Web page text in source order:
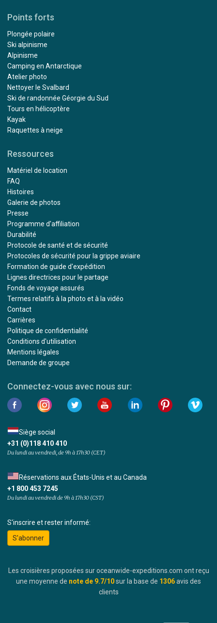
Points forts
Plongée polaire
Ski alpinisme
Alpinisme
Camping en Antarctique
Atelier photo
Nettoyer le Svalbard
Ski de randonnée Géorgie du Sud
Tours en hélicoptère
Kayak
Raquettes à neige
Ressources
Matériel de location
FAQ
Histoires
Galerie de photos
Presse
Programme d'affiliation
Durabilité
Protocole de santé et de sécurité
Protocoles de sécurité pour la grippe aviaire
Formation de guide d'expédition
Lignes directrices pour le partage
Fonds de voyage assurés
Termes relatifs à la photo et à la vidéo
Contact
Carrières
Politique de confidentialité
Conditions d'utilisation
Mentions légales
Demande de groupe
Connectez-vous avec nous sur:
Siège social
+31 (0)118 410 410
Du lundi au vendredi, de 9h à 17h30 (CET)
Réservations aux États-Unis et au Canada
+1 800 453 7245
Du lundi au vendredi de 9h à 17h30 (CST)
S'inscrire et rester informé:
S'abonner
Les croisières proposées sur oceanwide-expeditions.com ont reçu
une moyenne de note de 9.7/10sur la base de 1306avis des
clients